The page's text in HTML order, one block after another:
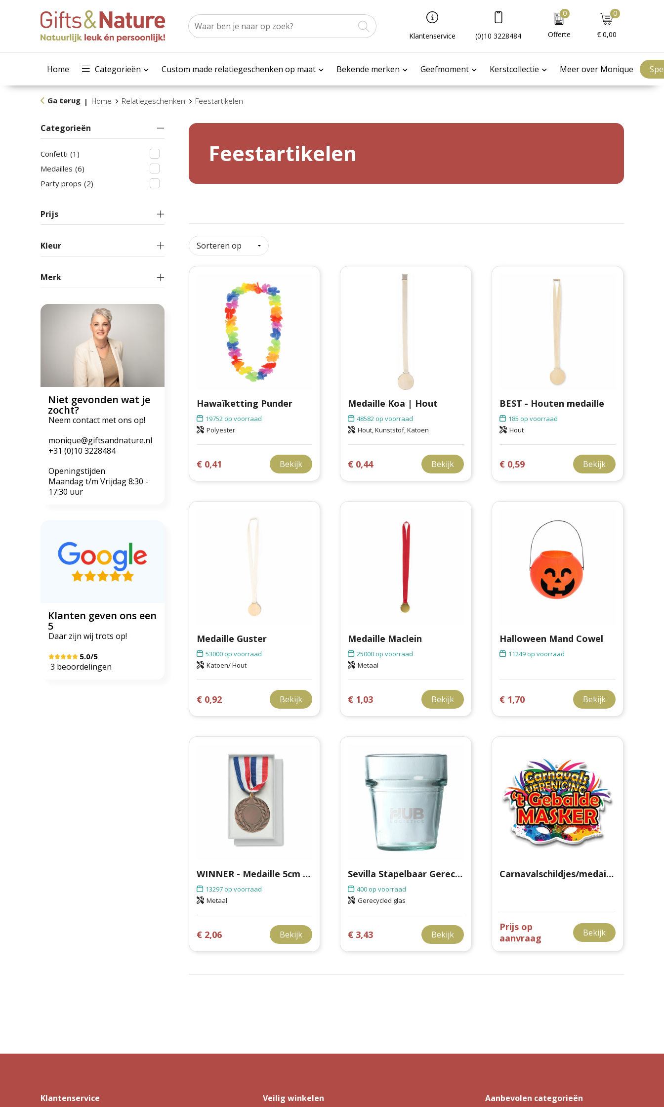
Klantenservice (0)10 3228484
0
Offerte
0
€ 0,00
Home Categorieën Custom made relatiegeschenken op maat Bekende merken Geefmoment Kerstcollectie Meer over Monique
Ga terug | Home Relatiegeschenken Feestartikelen
Categorieën
Confetti (1)
Medailles (6)
Party props (2)
Prijs
Kleur
Merk
Niet gevonden wat je
zocht?
Neem contact met ons op!
monique@giftsandnature.nl
+31 (0)10 3228484
Openingstijden
Maandag t/m Vrijdag 8:30 -
17:30 uur
Klanten geven ons een
5
Daar zijn wij trots op!
5.0/5
3 beoordelingen
Feestartikelen
Hawaïketting Punder
19752op voorraad
Polyester
€ 0,41 Bekijk
Medaille Koa | Hout
48582 op voorraad
Hout, Kunststof, Katoen
€ 0,44 Bekijk
BEST - Houten medaille
185 op voorraad
Hout
€ 0,59 Bekijk
Medaille Guster
53000op voorraad
Katoen/ Hout
€ 0,92 Bekijk
Medaille Maclein
25000 op voorraad
Metaal
€ 1,03 Bekijk
Halloween Mand Cowel
11249 op voorraad
€ 1,70 Bekijk
WINNER - Medaille 5cm diameter
13297op voorraad
Metaal
€ 2,06 Bekijk
Sevilla Stapelbaar Gerecycled Waterglas 270 ml
400 op voorraad
Gerecycled glas
€ 3,43 Bekijk
Carnavalschildjes/medailles
Prijs op
aanvraag
Bekijk
Klantenservice Veilig winkelen Aanbevolen categorieën